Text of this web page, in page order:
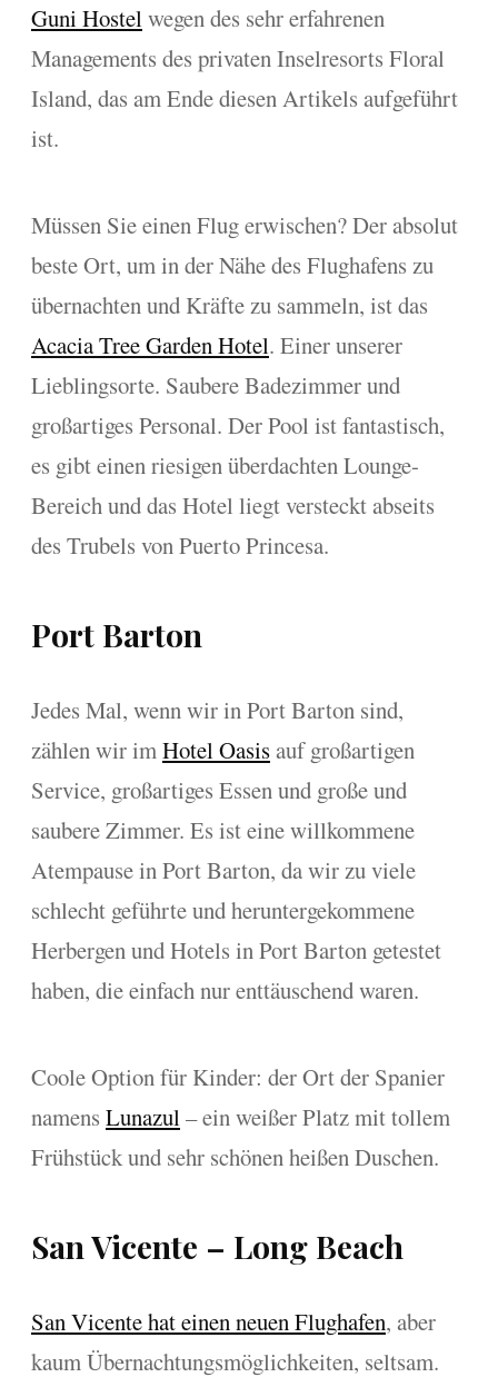
Guni Hostel wegen des sehr erfahrenen
Managements des privaten Inselresorts Floral
Island, das am Ende diesen Artikels aufgeführt
ist.
Müssen Sie einen Flug erwischen? Der absolut
beste Ort, um in der Nähe des Flughafens zu
übernachten und Kräfte zu sammeln, ist das
Acacia Tree Garden Hotel. Einer unserer
Lieblingsorte. Saubere Badezimmer und
großartiges Personal. Der Pool ist fantastisch,
es gibt einen riesigen überdachten Lounge-
Bereich und das Hotel liegt versteckt abseits
des Trubels von Puerto Princesa.
Port Barton
Jedes Mal, wenn wir in Port Barton sind,
zählen wir im Hotel Oasisauf großartigen
Service, großartiges Essen und große und
saubere Zimmer. Es ist eine willkommene
Atempause in Port Barton, da wir zu viele
schlecht geführte und heruntergekommene
Herbergen und Hotels in Port Barton getestet
haben, die einfach nur enttäuschend waren.
Coole Option für Kinder: der Ort der Spanier
namensLunazul – ein weißer Platz mit tollem
Frühstück und sehr schönen heißen Duschen.
San Vicente – Long Beach
San Vicente hat einen neuen Flughafen, aber
kaum Übernachtungsmöglichkeiten, seltsam.